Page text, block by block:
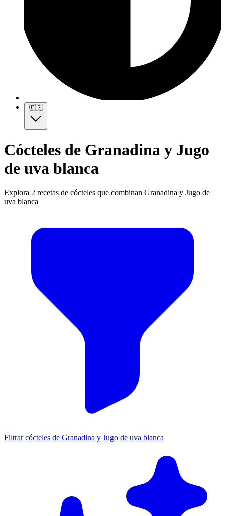
🇪🇸
Cócteles de Granadina y Jugo
de uva blanca
Explora 2 recetas de cócteles que combinan Granadina y Jugo de
uva blanca
Filtrar cócteles de Granadina y Jugo de uva blanca